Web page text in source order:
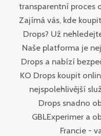
transparentní proces
Zajímá vás, kde
Drops? Už
Naše platforma je
Drops a nabízí
KO Drops koupit
nejspolehlivější
Drops snadno
GBLExperimer a
Francie -